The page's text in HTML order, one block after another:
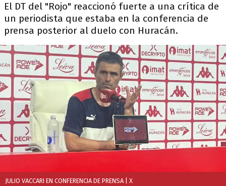
El DT del "Rojo" reaccionó fuerte a una crítica de
un periodista que estaba en la conferencia de
prensa posterior al duelo con Huracán.
JULIO VACCARI EN CONFERENCIA DE PRENSA | X